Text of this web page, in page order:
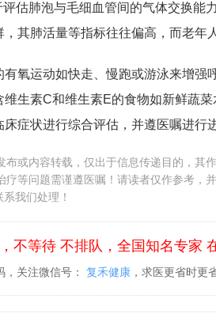
估肺泡与毛细血管间的气体交换能
其肺活量等指标往往偏高，而老年
氧运动如快走、慢跑或游泳来增
生素C和维生素E的食物如新鲜蔬
症状进行综合评估，并遵医嘱进行
布或内容转载，仅出于信息传递目的，其
疗等问题需谨遵医嘱！请读者仅作参考，
我们处理！
不等待 不排队，全国知名专家
，关注微信号： 复禾健康 ，求医更省时更